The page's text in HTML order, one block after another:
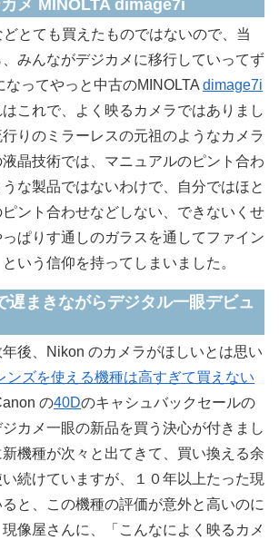
メ MINOLTA dimage7i
とても買えたものではないので、当
みんながデジカメに移行していってず
なってやっと中古のMINOLTA dimage7i
これで、よく映るカメラではありまし
りのミラーレスの元祖のようなカメラ
晶技術では、マニュアルのピント合わ
な製品ではないわけで、自分ではほと
ント合わせなどしない、できないくせ
ぱりす通しのガラスを通してファイン
いう信仰を持ってしまいました。
遅まきながらデジタル一眼デビュ
後、Nikon のカメラがほしいとは思い
ンズを使える機種は高すぎて買えない
の40Dのキャシュバックセールの
カメ一眼の新品を買う決心が付きまし
機種が次々と出てきて、買い換える余
続けていますが、１０年以上たった現
と、この機種の評価が意外と高いのに
像屋さんに、「こんなによく映るカメ